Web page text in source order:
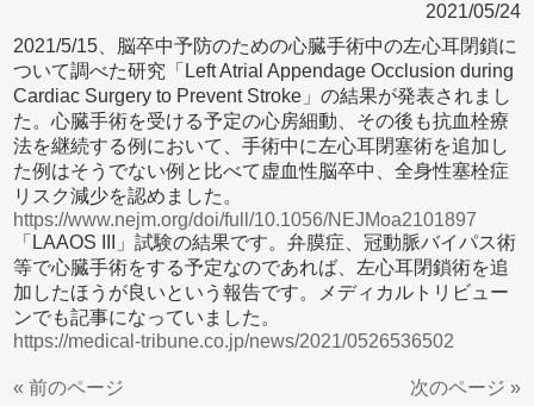
2021/05/24
2021/5/15、脳卒中予防のための心臓手術中の左心耳閉鎖に
ついて調べた研究「Left Atrial Appendage Occlusion during
Cardiac Surgery to Prevent Stroke」の結果が発表されまし
た。心臓手術を受ける予定の心房細動、その後も抗血栓療
法を継続する例において、手術中に左心耳閉塞術を追加し
た例はそうでない例と比べて虚血性脳卒中、全身性塞栓症
リスク減少を認めました。
https://www.nejm.org/doi/full/10.1056/NEJMoa2101897
「LAAOS III」試験の結果です。弁膜症、冠動脈バイパス術
等で心臓手術をする予定なのであれば、左心耳閉鎖術を追
加したほうが良いという報告です。メディカルトリビュー
ンでも記事になっていました。
https://medical-tribune.co.jp/news/2021/0526536502
« 前のページ 次のページ »